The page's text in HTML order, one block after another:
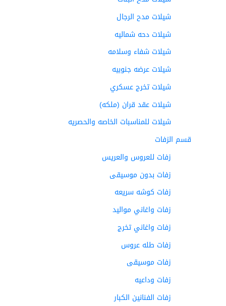
شيلات مدح الرجال
شيلات دحه شماليه
شيلات شفاء وسلامه
شيلات عرضه جنوبيه
شيلات تخرج عسكري
شيلات عقد قران (ملكه)
شيلات للمناسبات الخاصه والحصريه
قسم الزفات
زفات للعروس والعريس
زفات بدون موسيقى
زفات كوشه سريعه
زفات واغاني مواليد
زفات واغاني تخرج
زفات طله عروس
زفات موسيقى
زفات وداعيه
زفات الفنانين الكبار